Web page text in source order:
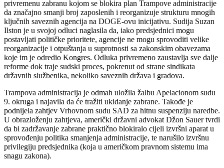
privremenu zabranu kojom se blokira plan Trampove administracije
da značajno smanji broj zaposlenih i reorganizuje strukturu mnogih
ključnih saveznih agencija na DOGE-ovu inicijativu. Sudija Suzan
Ilston je u svojoj odluci naglasila da, iako predsjednici mogu
postavljati političke prioritete, agencije ne mogu sprovoditi velike
reorganizacije i otpuštanja u suprotnosti sa zakonskim obavezama
koje im je odredio Kongres. Odluka privremeno zaustavlja sve dalje
reforme dok traje sudski proces, pokrenut od strane sindikata
državnih službenika, nekoliko saveznih država i gradova.
Trampova administracija je odmah uložila žalbu Apelacionom sudu
9. okruga i najavila da će tražiti ukidanje zabrane. Takođe je
podnijela zahtjev Vrhovnom sudu SAD za hitnu suspenziju naredbe.
U obrazloženju zahtjeva, američki državni advokat Džon Sauer tvrdi
da bi zadržavanje zabrane praktično blokiralo cijeli izvršni aparat u
sprovođenju politika smanjenja administracije, te narušilo izvršnu
privilegiju predsjednika (koja u američkom pravnom sistemu ima
snagu zakona).